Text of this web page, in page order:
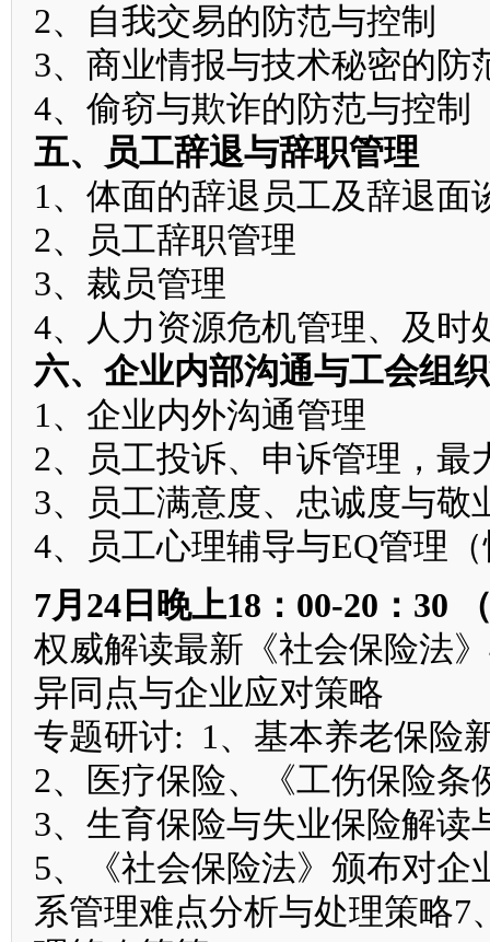
2、自我交易的防范与控制
3、商业情报与技术秘密的防
4、偷窃与欺诈的防范与控制
五、员工辞退与辞职管理
1、体面的辞退员工及辞退面
2、员工辞职管理
3、裁员管理
4、人力资源危机管理、及时
六、企业内部沟通与工会组
1、企业内外沟通管理
2、员工投诉、申诉管理，
3、员工满意度、忠诚度与敬
4、员工心理辅导与EQ管理
7月24日晚上18：00-20：30
权威解读最新《社会保险法
异同点与企业应对策略
专题研讨: 1、基本养老保险
2、医疗保险、《工伤保险
3、生育保险与失业保险解读
5、《社会保险法》颁布对企
系管理难点分析与处理策略